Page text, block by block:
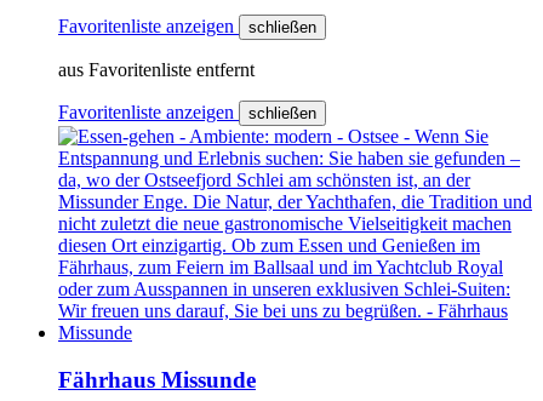
Favoritenliste anzeigen schließen
aus Favoritenliste entfernt
Favoritenliste anzeigen schließen
Fährhaus Missunde